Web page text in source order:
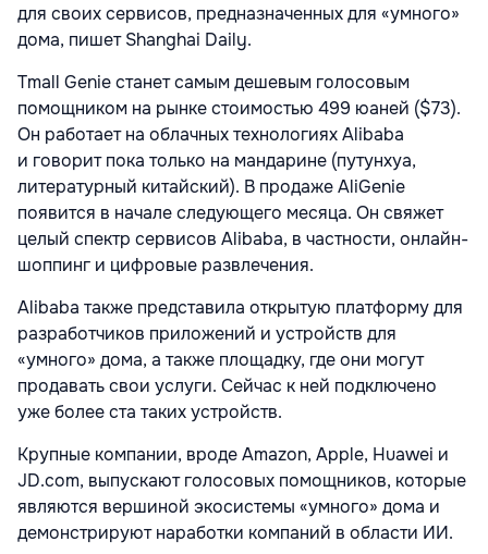
для своих сервисов, предназначенных для «умного»
дома, пишет Shanghai Daily.
Tmall Genie станет самым дешевым голосовым
помощником на рынке стоимостью 499 юаней ($73).
Он работает на облачных технологиях Alibaba
и говорит пока только на мандарине (путунхуа,
литературный китайский). В продаже AliGenie
появится в начале следующего месяца. Он свяжет
целый спектр сервисов Alibaba, в частности, онлайн-
шоппинг и цифровые развлечения.
Alibaba также представила открытую платформу для
разработчиков приложений и устройств для
«умного» дома, а также площадку, где они могут
продавать свои услуги. Сейчас к ней подключено
уже более ста таких устройств.
Крупные компании, вроде Amazon, Apple, Huawei и
JD.com, выпускают голосовых помощников, которые
являются вершиной экосистемы «умного» дома и
демонстрируют наработки компаний в области ИИ.